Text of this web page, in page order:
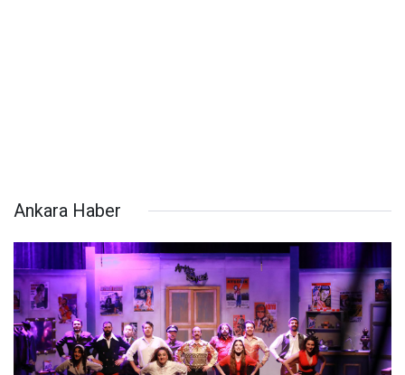
Ankara Haber